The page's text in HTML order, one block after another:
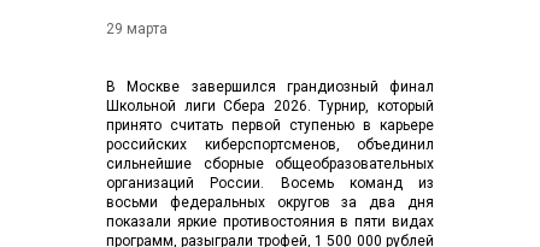
29 марта
В Москве завершился грандиозный финал
Школьной лиги Сбера 2026. Турнир, который
принято считать первой ступенью в карьере
российских киберспортсменов, объединил
сильнейшие сборные общеобразовательных
организаций России. Восемь команд из
восьми федеральных округов за два дня
показали яркие противостояния в пяти видах
программ, разыграли трофей, 1 500 000 рублей